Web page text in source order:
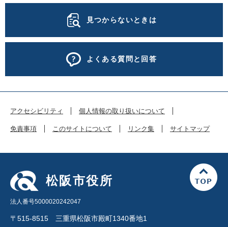
見つからないときは
よくある質問と回答
アクセシビリティ 個人情報の取り扱いについて
免責事項 このサイトについて リンク集 サイトマップ
松阪市役所
法人番号5000020242047
〒515-8515 三重県松阪市殿町1340番地1